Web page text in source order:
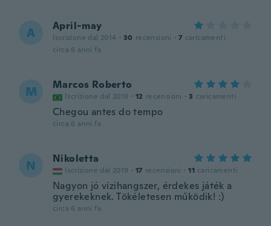
A April-may
Iscrizione dal 2014 · 30 recensioni · 7 caricamenti
circa 6 anni fa
M Marcos Roberto
Iscrizione dal 2019 · 12 recensioni · 3 caricamenti
Chegou antes do tempo
circa 6 anni fa
N Nikoletta
Iscrizione dal 2019 · 17 recensioni · 11 caricamenti
Nagyon jó vízihangszer, érdekes játék a
gyerekeknek. Tökéletesen működik! :)
circa 6 anni fa